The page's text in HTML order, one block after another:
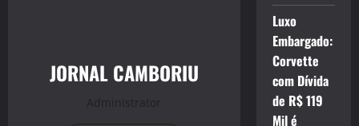
JORNAL CAMBORIU
Administrator
Luxo
Embargado:
Corvette
com Dívida
de R$ 119
Mil é